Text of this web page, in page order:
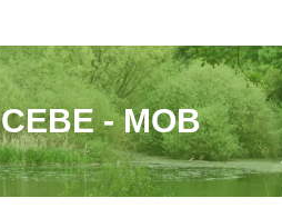
CEBE - MOB